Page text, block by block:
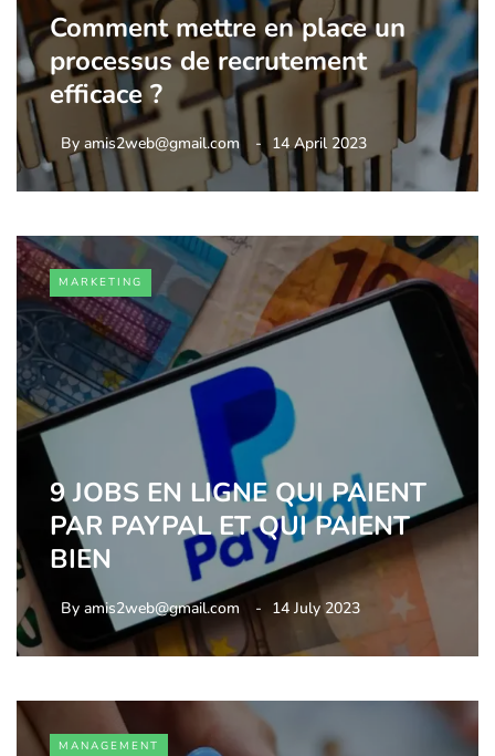
Comment mettre en place un
processus de recrutement
efficace ?
By amis2web@gmail.com 14 April 2023
MARKETING
9 JOBS EN LIGNE QUI PAIENT
PAR PAYPAL ET QUI PAIENT
BIEN
By amis2web@gmail.com 14 July 2023
MANAGEMENT